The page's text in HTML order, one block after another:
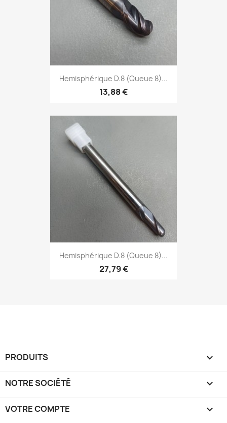
Hemisphérique D.8 (Queue 8)...
13,88 €
Hemisphérique D.8 (Queue 8)...
27,79 €
PRODUITS 
NOTRE SOCIÉTÉ 
VOTRE COMPTE 